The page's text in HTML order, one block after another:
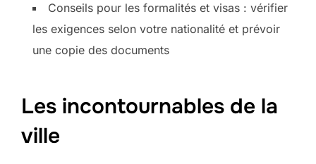
Conseils pour les formalités et visas : vérifier
les exigences selon votre nationalité et prévoir
une copie des documents
Les incontournables de la
ville